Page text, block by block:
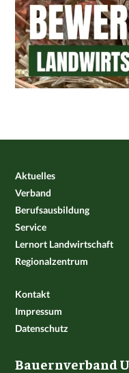
Aktuelles
Verband
Berufsausbildung
Service
Lernort Landwirtschaft
Regionalzentrum
Kontakt
Impressum
Datenschutz
Bauernverband